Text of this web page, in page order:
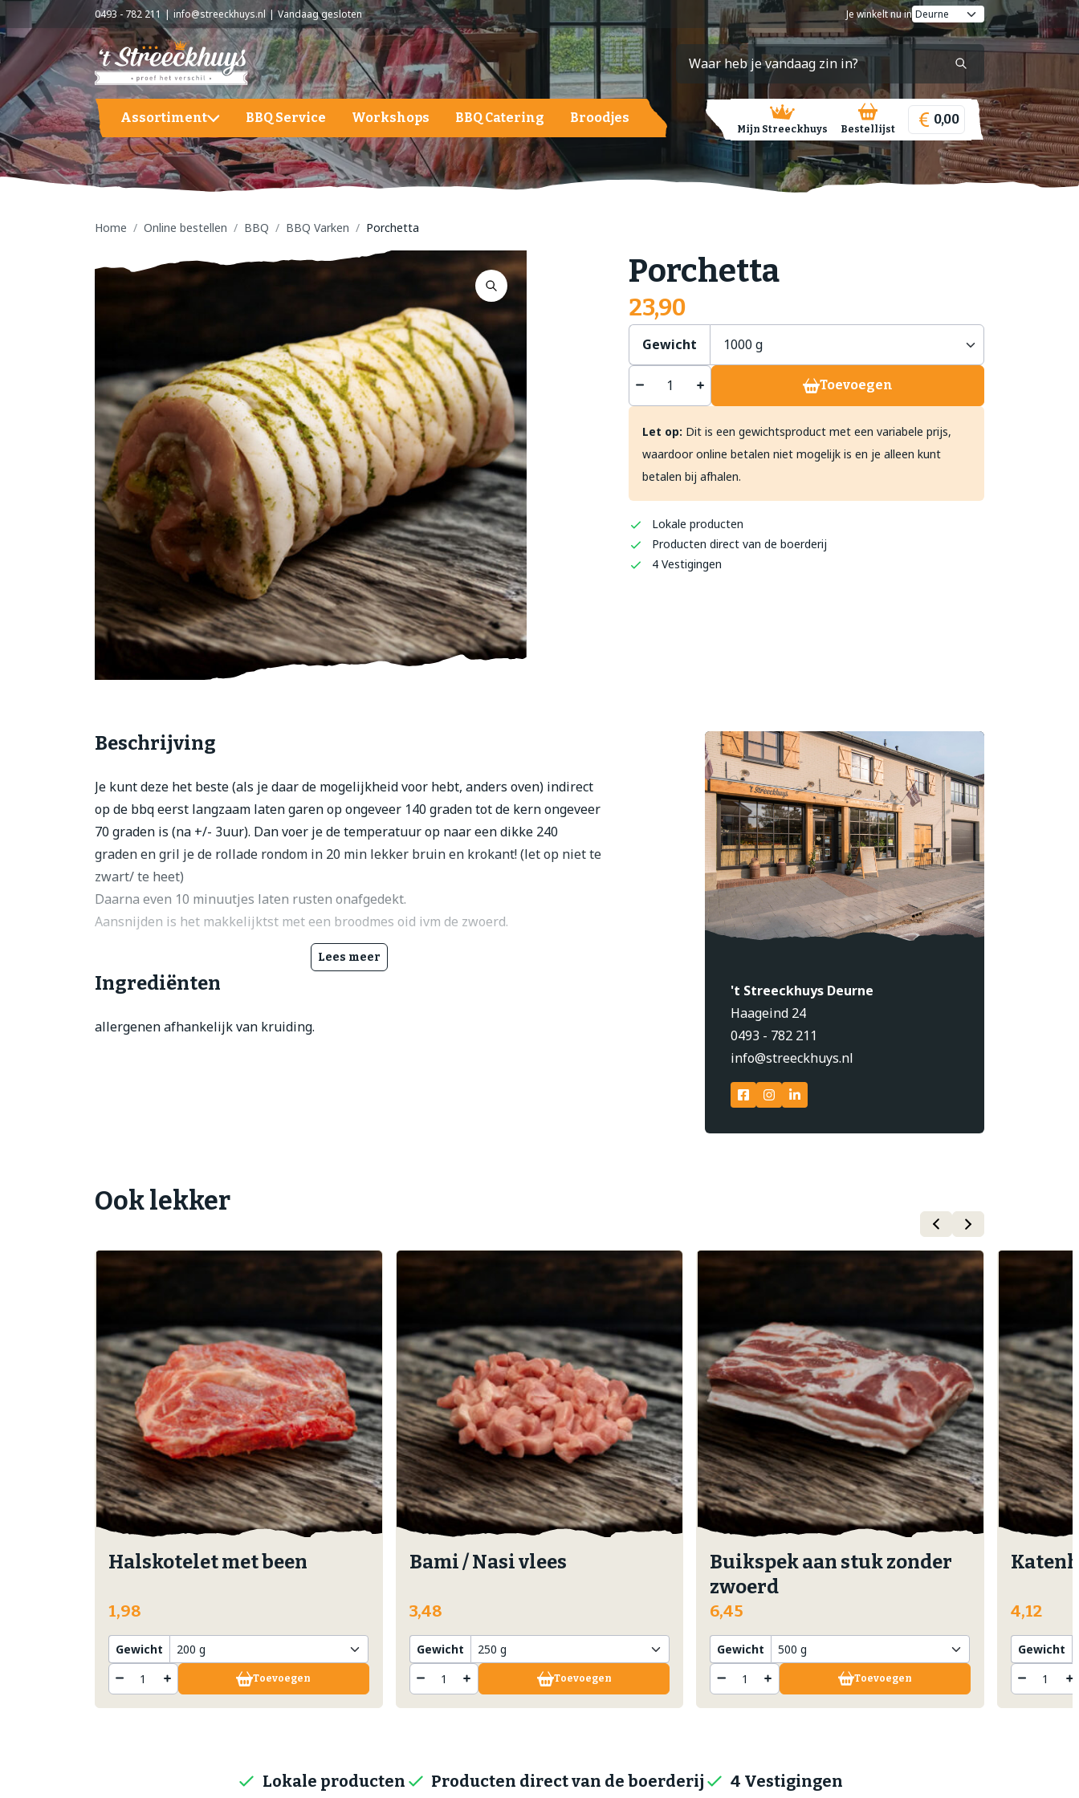
0493 - 782 211 info@streeckhuys.nl Vandaag gesloten Je winkelt nu in
Assortiment
Aardappelen, groente en fruit
Hapjes / Tapas
Kaas
Vleeswaren
Gourmet
Zuivel
Brood
Aardappelen, groente en fruit
Groenten
Haageind 24
info@streeckhuys.nl
BBQ Service Workshops BBQ Catering Broodjes
Mijn Streeckhuys Bestellijst
0,00
Home Online bestellen BBQ BBQ Varken Porchetta
Porchetta
23,90
Gewicht
Toevoegen
Let op: Dit is een gewichtsproduct met een variabele prijs,
waardoor online betalen niet mogelijk is en je alleen kunt
betalen bij afhalen.
Lokale producten
Producten direct van de boerderij
4 Vestigingen
Beschrijving
Je kunt deze het beste (als je daar de mogelijkheid voor hebt, anders oven) indirect
op de bbq eerst langzaam laten garen op ongeveer 140 graden tot de kern ongeveer
70 graden is (na +/- 3uur). Dan voer je de temperatuur op naar een dikke 240
graden en gril je de rollade rondom in 20 min lekker bruin en krokant! (let op niet te
zwart/ te heet)
Daarna even 10 minuutjes laten rusten onafgedekt.
Aansnijden is het makkelijktst met een broodmes oid ivm de zwoerd.
Lees meer
Ingrediënten
allergenen afhankelijk van kruiding.
't Streeckhuys Deurne
Haageind 24
0493 - 782 211
info@streeckhuys.nl
Ook lekker
Halskotelet met been
1,98
Gewicht
Toevoegen
Bami / Nasi vlees
3,48
Gewicht
Toevoegen
Buikspek aan stuk zonder
zwoerd
6,45
Gewicht
Toevoegen
4,12
Gewicht
Lokale producten Producten direct van de boerderij 4 Vestigingen